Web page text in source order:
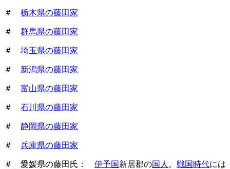
＃ 栃木県の藤田家
＃ 群馬県の藤田家
＃ 埼玉県の藤田家
＃ 新潟県の藤田家
＃ 富山県の藤田家
＃ 石川県の藤田家
＃ 静岡県の藤田家
＃ 兵庫県の藤田家
＃ 愛媛県の藤田氏： 伊予国新居郡の国人 。 戦国時代には